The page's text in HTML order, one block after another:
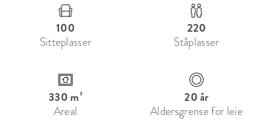
- Fleksibelt lokale for små og store grupper
- Sentral beliggenhet i Haugesund
100
Sitteplasser
220
Ståplasser
330 m²
Areal
20 år
Aldersgrense for leie